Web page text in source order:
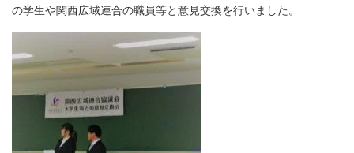
の学生や関西広域連合の職員等と意見交換を行いました。